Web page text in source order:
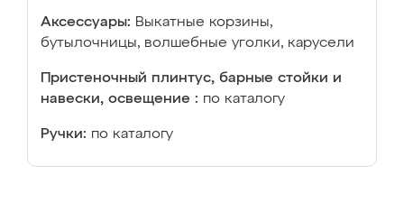
Аксессуары: Выкатные корзины,
бутылочницы, волшебные уголки, карусели
Пристеночный плинтус, барные стойки и
навески, освещение : по каталогу
Ручки: по каталогу